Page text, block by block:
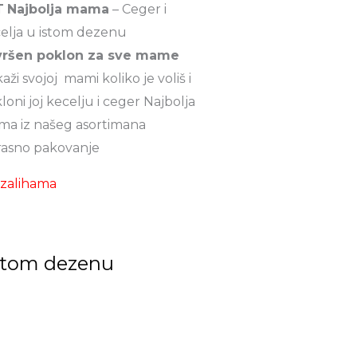
2.200,00 рсд.
Najbolja mama – Ceger i
u istom dezenu
poklon za sve mame
svojoj mami koliko je voliš i
joj kecelju i ceger Najbolja
iz našeg asortimana
pakovanje
dezenu